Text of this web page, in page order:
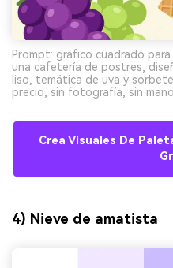
Prompt: gráfico cuadrado
una cafetería de postres,
liso, temática de uva y
precio, sin fotografía, sin
Crea Visuales De
4) Nieve de amatista